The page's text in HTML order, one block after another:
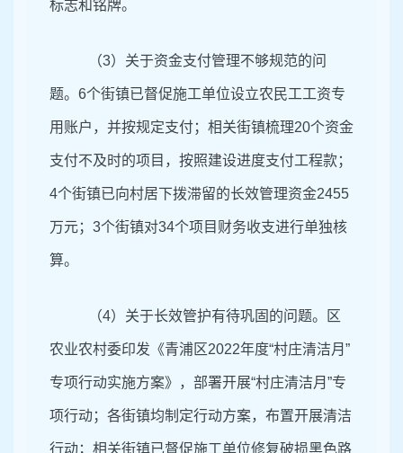
标志和铭牌。
（3）关于资金支付管理不够规范的问
题。6个街镇已督促施工单位设立农民工工资专
用账户，并按规定支付；相关街镇梳理20个资金
支付不及时的项目，按照建设进度支付工程款；
4个街镇已向村居下拨滞留的长效管理资金2455
万元；3个街镇对34个项目财务收支进行单独核
算。
（4）关于长效管护有待巩固的问题。区
农业农村委印发《青浦区2022年度“村庄清洁月”
专项行动实施方案》，部署开展“村庄清洁月”专
项行动；各街镇均制定行动方案，布置开展清洁
行动；相关街镇已督促施工单位修复破损黑色路